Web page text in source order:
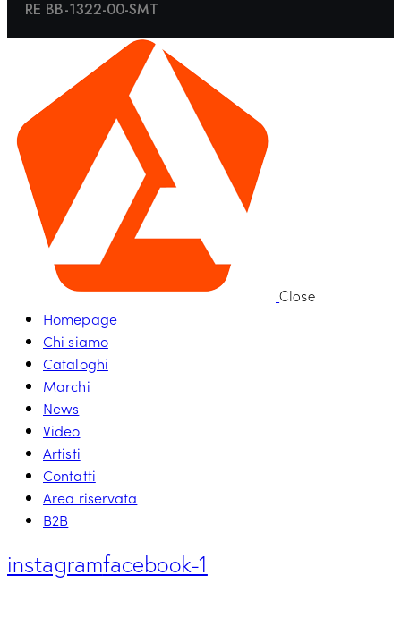
RE BB-1322-00-SMT
Close
Homepage
Chi siamo
Cataloghi
Marchi
News
Video
Artisti
Contatti
Area riservata
B2B
instagramfacebook-1